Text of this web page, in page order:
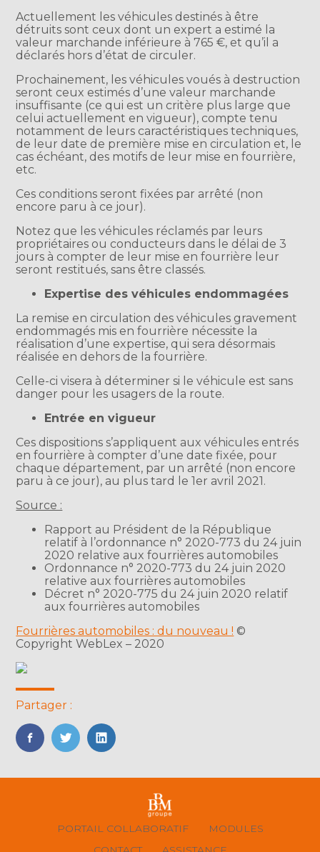
Actuellement les véhicules destinés à être
détruits sont ceux dont un expert a estimé la
valeur marchande inférieure à 765 €, et qu’il a
déclarés hors d’état de circuler.
Prochainement, les véhicules voués à destruction
seront ceux estimés d’une valeur marchande
insuffisante (ce qui est un critère plus large que
celui actuellement en vigueur), compte tenu
notamment de leurs caractéristiques techniques,
de leur date de première mise en circulation et, le
cas échéant, des motifs de leur mise en fourrière,
etc.
Ces conditions seront fixées par arrêté (non
encore paru à ce jour).
Notez que les véhicules réclamés par leurs
propriétaires ou conducteurs dans le délai de 3
jours à compter de leur mise en fourrière leur
seront restitués, sans être classés.
Expertise des véhicules endommagées
La remise en circulation des véhicules gravement
endommagés mis en fourrière nécessite la
réalisation d’une expertise, qui sera désormais
réalisée en dehors de la fourrière.
Celle-ci visera à déterminer si le véhicule est sans
danger pour les usagers de la route.
Entrée en vigueur
Ces dispositions s’appliquent aux véhicules entrés
en fourrière à compter d’une date fixée, pour
chaque département, par un arrêté (non encore
paru à ce jour), au plus tard le 1er avril 2021.
Source :
Rapport au Président de la République
relatif à l’ordonnance n° 2020-773 du 24 juin
2020 relative aux fourrières automobiles
Ordonnance n° 2020-773 du 24 juin 2020
relative aux fourrières automobiles
Décret n° 2020-775 du 24 juin 2020 relatif
aux fourrières automobiles
Fourrières automobiles : du nouveau ! ©
Copyright WebLex – 2020
Partager :
FaceBook
TwitterLinkedIn
FooterPORTAIL COLLABORATIF
MODULES